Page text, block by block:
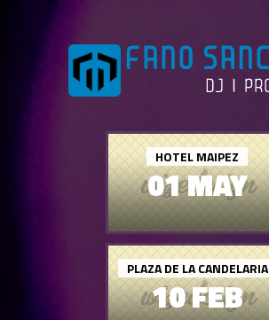
01 MAY
HOTEL MAIPEZ
10 FEB
PLAZA DE LA CANDELARIA